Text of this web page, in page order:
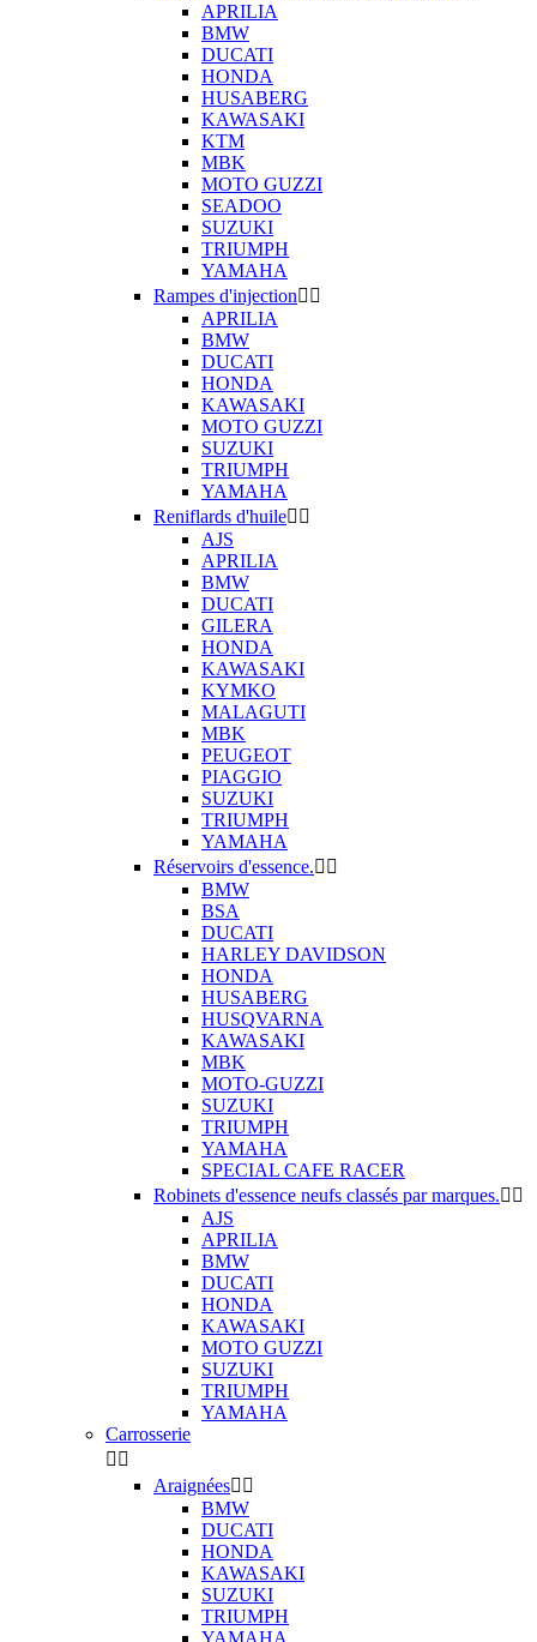
APRILIA
BMW
DUCATI
HONDA
HUSABERG
KAWASAKI
KTM
MBK
MOTO GUZZI
SEADOO
SUZUKI
TRIUMPH
YAMAHA
Rampes d'injection 
APRILIA
BMW
DUCATI
HONDA
KAWASAKI
MOTO GUZZI
SUZUKI
TRIUMPH
YAMAHA
Reniflards d'huile 
AJS
APRILIA
BMW
DUCATI
GILERA
HONDA
KAWASAKI
KYMKO
MALAGUTI
MBK
PEUGEOT
PIAGGIO
SUZUKI
TRIUMPH
YAMAHA
Réservoirs d'essence. 
BMW
BSA
DUCATI
HARLEY DAVIDSON
HONDA
HUSABERG
HUSQVARNA
KAWASAKI
MBK
MOTO-GUZZI
SUZUKI
TRIUMPH
YAMAHA
SPECIAL CAFE RACER
Robinets d'essence neufs classés par marques. 
AJS
APRILIA
BMW
DUCATI
HONDA
KAWASAKI
MOTO GUZZI
SUZUKI
TRIUMPH
YAMAHA
Carrosserie
 
Araignées 
BMW
DUCATI
HONDA
KAWASAKI
SUZUKI
TRIUMPH
YAMAHA